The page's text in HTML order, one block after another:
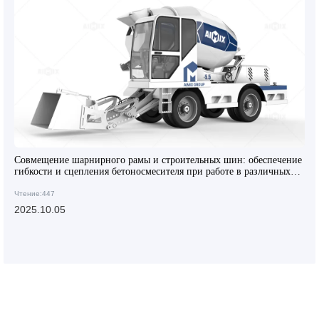
Совмещение шарнирного рамы и строительных шин: обеспечение
гибкости и сцепления бетоносмесителя при работе в различных
Чтение:447
2025.10.05